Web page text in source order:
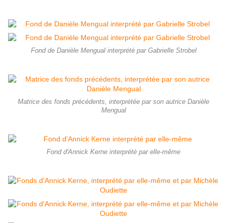
Fond de Danièle Mengual interprété par Gabrielle Strobel
Matrice des fonds précédents, interprétée par son autrice Danièle
Mengual
Fond d'Annick Kerne interprété par elle-même